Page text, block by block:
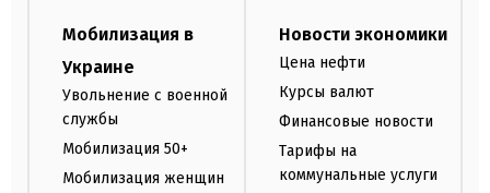
Мобилизация в
Украине
Увольнение с военной
службы
Мобилизация 50+
Мобилизация женщин
Новости экономики
Цена нефти
Курсы валют
Финансовые новости
Тарифы на
коммунальные услуги